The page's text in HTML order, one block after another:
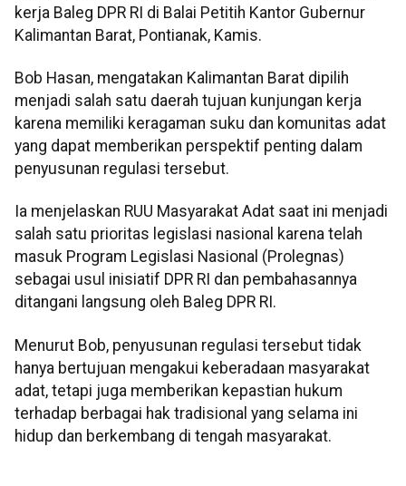
kerja Baleg DPR RI di Balai Petitih Kantor Gubernur
Kalimantan Barat, Pontianak, Kamis.
Bob Hasan, mengatakan Kalimantan Barat dipilih
menjadi salah satu daerah tujuan kunjungan kerja
karena memiliki keragaman suku dan komunitas adat
yang dapat memberikan perspektif penting dalam
penyusunan regulasi tersebut.
Ia menjelaskan RUU Masyarakat Adat saat ini menjadi
salah satu prioritas legislasi nasional karena telah
masuk Program Legislasi Nasional (Prolegnas)
sebagai usul inisiatif DPR RI dan pembahasannya
ditangani langsung oleh Baleg DPR RI.
Menurut Bob, penyusunan regulasi tersebut tidak
hanya bertujuan mengakui keberadaan masyarakat
adat, tetapi juga memberikan kepastian hukum
terhadap berbagai hak tradisional yang selama ini
hidup dan berkembang di tengah masyarakat.